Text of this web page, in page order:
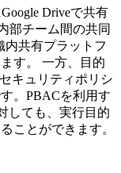
Driveで共有
部チーム間の共同
内共有プラットフ
す。 一方、目的
キュリティポリシ
。PBACを利用す
しても、実行目的
ことができます。